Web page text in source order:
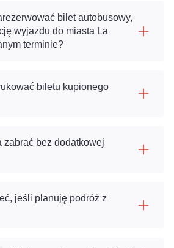
bilet autobusowy,
wyjazdu do miasta La
terminie?
biletu kupionego
zabrać bez dodatkowej
jeśli planuję podróż z